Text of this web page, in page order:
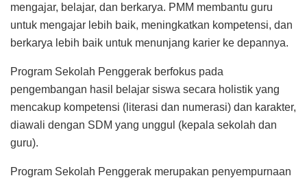
mengajar, belajar, dan berkarya. PMM membantu guru
untuk mengajar lebih baik, meningkatkan kompetensi, dan
berkarya lebih baik untuk menunjang karier ke depannya.
Program Sekolah Penggerak berfokus pada
pengembangan hasil belajar siswa secara holistik yang
mencakup kompetensi (literasi dan numerasi) dan karakter,
diawali dengan SDM yang unggul (kepala sekolah dan
guru).
Program Sekolah Penggerak merupakan penyempurnaan